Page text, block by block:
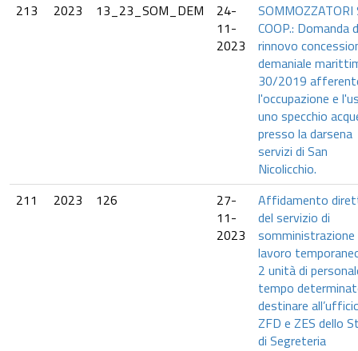
213
2023 13_23_SOM_DEM
24-
11-
2023
SOMMOZZATORI
COOP.: Domanda
rinnovo
demaniale
30/2019
l'occupazione e
uno specchio
presso la darsena
servizi di San
Nicolicchio.
211
2023 126
27-
11-
2023
Affidamento
del servizio di
somministrazione
lavoro
2 unità di
tempo
destinare
ZFD e ZES dello
di Segreteria